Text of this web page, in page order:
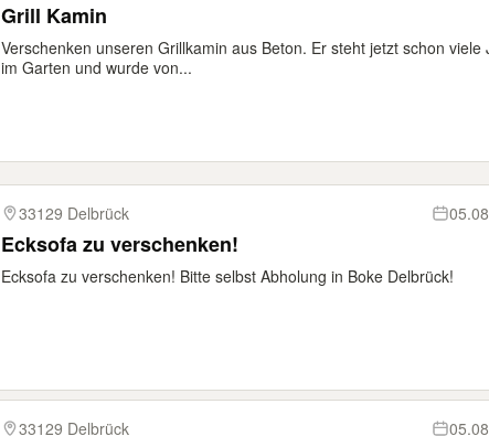
Grill Kamin
Verschenken unseren Grillkamin aus Beton. Er steht jetzt schon viele
im Garten und wurde von...
33129 Delbrück
Ecksofa zu verschenken!
Ecksofa zu verschenken! Bitte selbst Abholung in Boke Delbrück!
33129 Delbrück